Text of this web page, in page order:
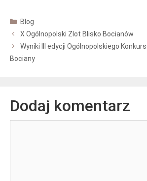
Kategorie
Blog
X Ogólnopolski Zlot Blisko Bocianów
Wyniki III edycji Ogólnopolskiego
Bociany
Dodaj komentarz